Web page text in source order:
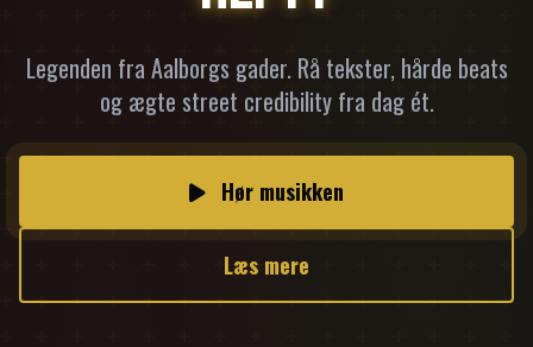
Legenden fra Aalborgs gader. Rå tekster, hårde beats
og ægte street credibility fra dag ét.
Hør musikken
Læs mere